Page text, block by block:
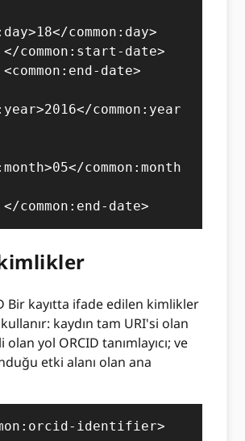
common:day>
common:year
common:month
        </common:end-date>
Bir kayıtta ifade edilen kimlikler
kaydın tam URI'si olan
yol ORCID tanımlayıcı; ve
etki alanı olan ana